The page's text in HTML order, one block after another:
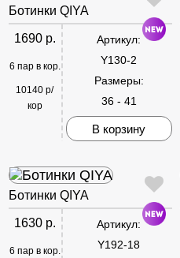
Ботинки QIYA
1690 р.
6 пар в кор.
10140 р/
кор
Артикул:
Y130-2
Размеры:
36 - 41
В корзину
Ботинки QIYA
1630 р.
6 пар в кор.
Артикул:
Y192-18